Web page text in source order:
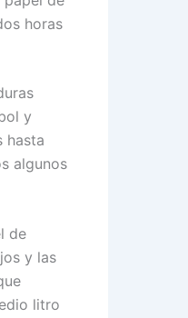
horas
y
hasta
algunos
de
y las
litro